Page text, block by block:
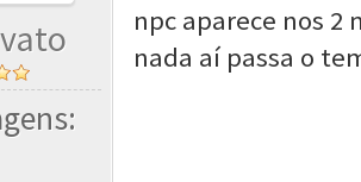
npc aparece nos 2
nada aí passa o